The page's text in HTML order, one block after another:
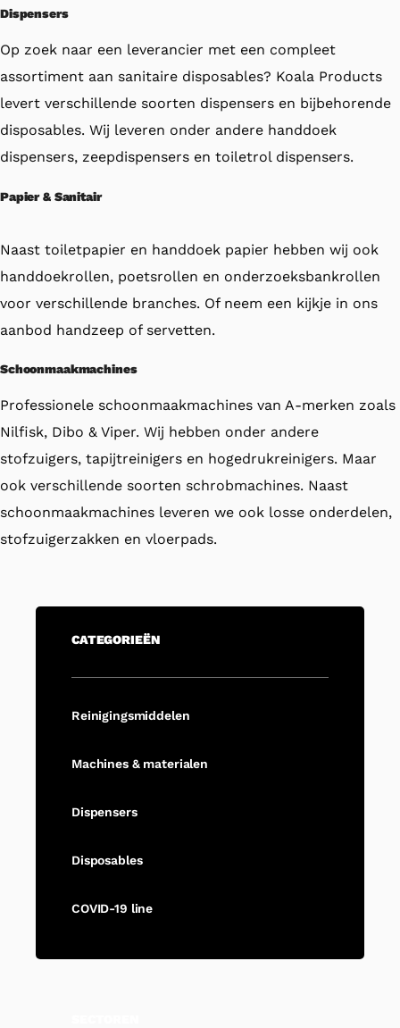
Dispensers
Op zoek naar een leverancier met een compleet
assortiment aan sanitaire disposables? Koala Products
levert verschillende soorten dispensers en bijbehorende
disposables. Wij leveren onder andere handdoek
dispensers, zeepdispensers en toiletrol dispensers.
Papier & Sanitair
Naast toiletpapier en handdoek papier hebben wij ook
handdoekrollen, poetsrollen en onderzoeksbankrollen
voor verschillende branches. Of neem een kijkje in ons
aanbod handzeep of servetten.
Schoonmaakmachines
Professionele schoonmaakmachines van A-merken zoals
Nilfisk, Dibo & Viper. Wij hebben onder andere
stofzuigers, tapijtreinigers en hogedrukreinigers. Maar
ook verschillende soorten schrobmachines. Naast
schoonmaakmachines leveren we ook losse onderdelen,
stofzuigerzakken en vloerpads.
CATEGORIEËN
Reinigingsmiddelen
Machines & materialen
Dispensers
Disposables
COVID-19 line